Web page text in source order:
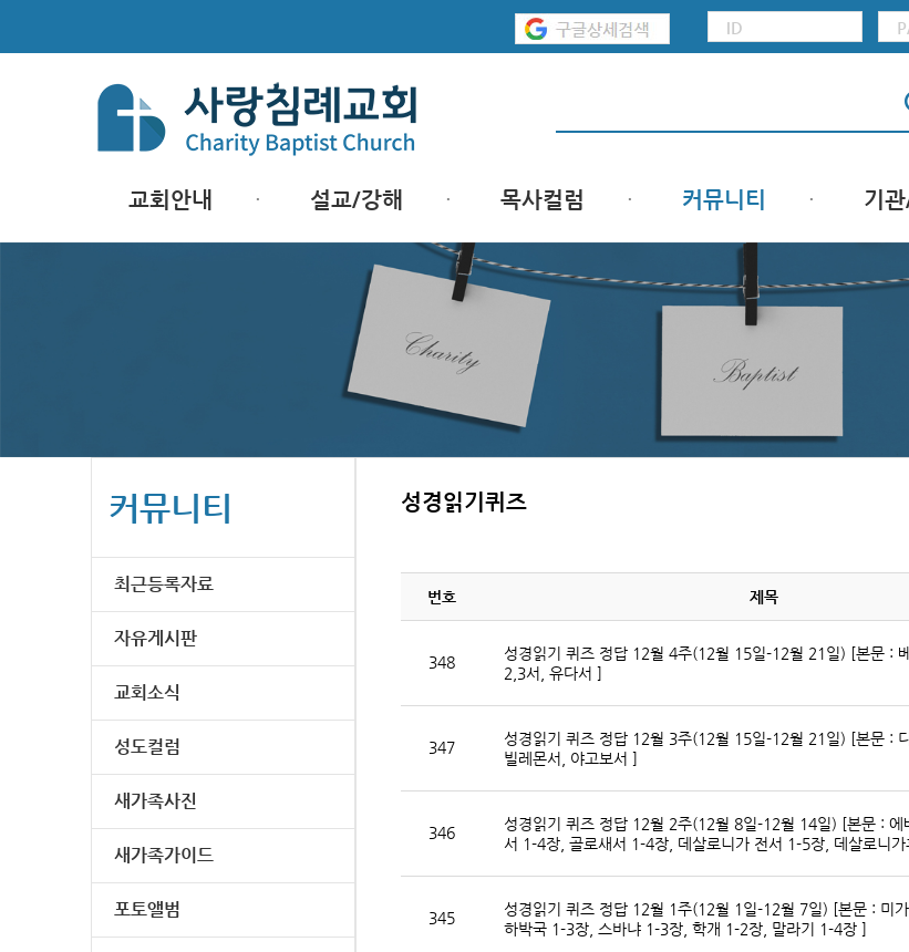
교회안내 설교/강해 목사컬럼 커뮤니티 기
커뮤니티
최근등록자료
자유게시판
교회소식
성도컬럼
새가족사진
새가족가이드
포토앨범
성경읽기퀴즈
번호 제목
348
성경읽기 퀴즈 정답 12월 4주(12월 15일-12월 21일) [본문 :
2,3서, 유다서 ]
347
성경읽기 퀴즈 정답 12월 3주(12월 15일-12월 21일) [본문 :
빌레몬서, 야고보서 ]
346
성경읽기 퀴즈 정답 12월 2주(12월 8일-12월 14일) [본문 : 에
서 1-4장, 골로새서 1-4장, 데살로니가 전서 1-5장, 데살로니
345
성경읽기 퀴즈 정답 12월 1주(12월 1일-12월 7일) [본문 : 미
하박국 1-3장, 스바냐 1-3장, 학개 1-2장, 말라기 1-4장 ]